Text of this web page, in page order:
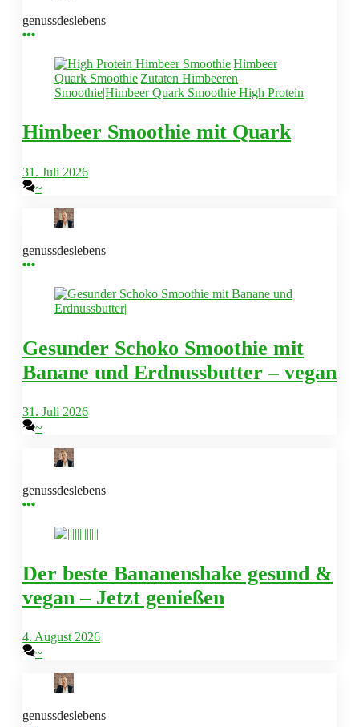
genussdeslebens
Himbeer Smoothie mit Quark
31. Juli 2026
~
genussdeslebens
Gesunder Schoko Smoothie mit
Banane und Erdnussbutter – vegan
31. Juli 2026
~
genussdeslebens
Der beste Bananenshake gesund &
vegan – Jetzt genießen
4. August 2026
~
genussdeslebens